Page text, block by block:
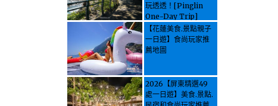
玩透透！[Pinglin
One-Day Trip]
How to explore
Pinglin, New
Taipei? Tea Village
Let the guide take
you through it all!
【花蓮美食.景點親子
一日遊】食尚玩家推
薦地圖
2026【屏東精選49
處一日遊】美食.景點.